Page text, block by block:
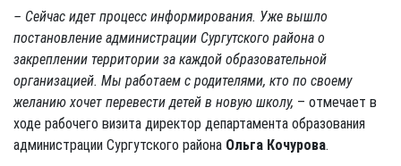
– Сейчас идет процесс информирования. Уже вышло
постановление администрации Сургутского района о
закреплении территории за каждой образовательной
организацией. Мы работаем с родителями, кто по своему
желанию хочет перевести детей в новую школу, – отмечает в
ходе рабочего визита директор департамента образования
администрации Сургутского района Ольга Кочурова.